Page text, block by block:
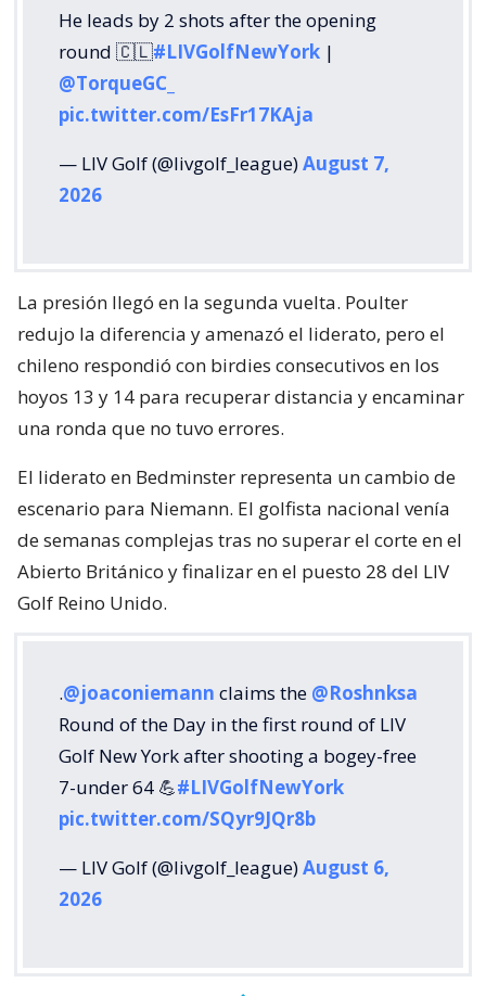
He leads by 2 shots after the opening
round 🇨🇱#LIVGolfNewYork |
@TorqueGC_
pic.twitter.com/EsFr17KAja
— LIV Golf (@livgolf_league)August 7,
2026
La presión llegó en la segunda vuelta. Poulter
redujo la diferencia y amenazó el liderato, pero el
chileno respondió con birdies consecutivos en los
hoyos 13 y 14 para recuperar distancia y encaminar
una ronda que no tuvo errores.
El liderato en Bedminster representa un cambio de
escenario para Niemann. El golfista nacional venía
de semanas complejas tras no superar el corte en el
Abierto Británico y finalizar en el puesto 28 del LIV
Golf Reino Unido.
.@joaconiemann claims the @Roshnksa
Round of the Day in the first round of LIV
Golf New York after shooting a bogey-free
7-under 64 💪#LIVGolfNewYork
pic.twitter.com/SQyr9JQr8b
— LIV Golf (@livgolf_league)August 6,
2026